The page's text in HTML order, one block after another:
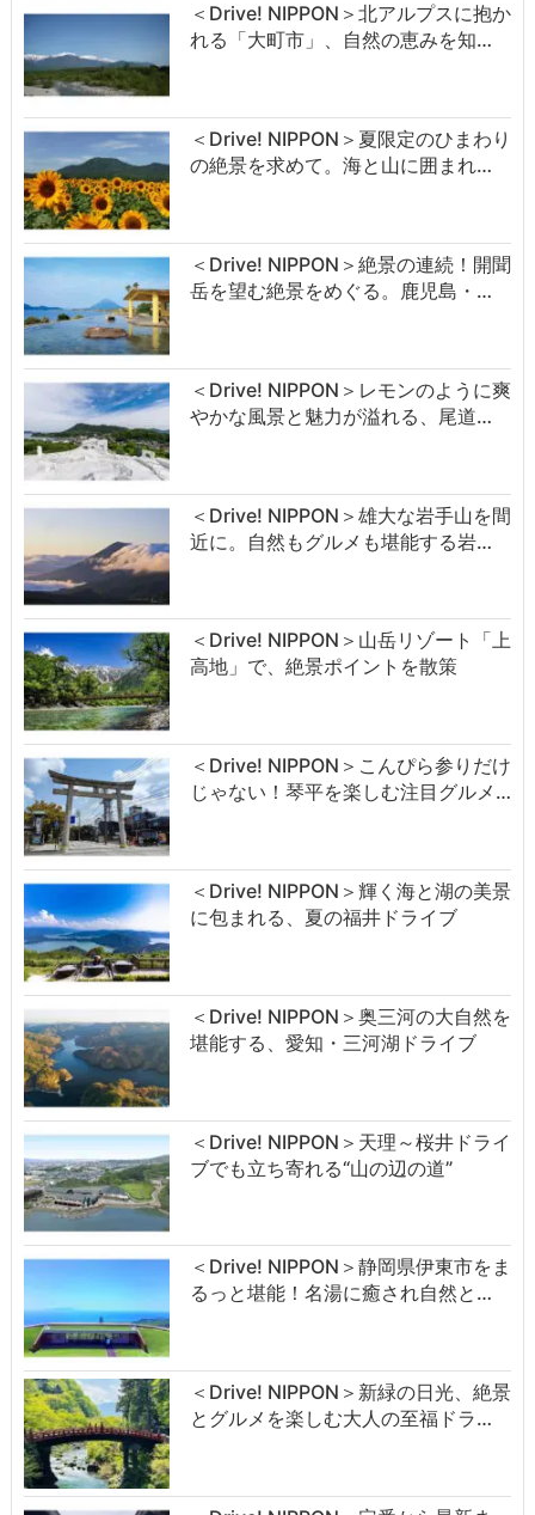
＜Drive! NIPPON＞北アルプスに抱か
れる「大町市」、自然の恵みを知…
＜Drive! NIPPON＞夏限定のひまわり
の絶景を求めて。海と山に囲まれ…
＜Drive! NIPPON＞絶景の連続！開聞
岳を望む絶景をめぐる。鹿児島・…
＜Drive! NIPPON＞レモンのように爽
やかな風景と魅力が溢れる、尾道…
＜Drive! NIPPON＞雄大な岩手山を間
近に。自然もグルメも堪能する岩…
＜Drive! NIPPON＞山岳リゾート「上
高地」で、絶景ポイントを散策
＜Drive! NIPPON＞こんぴら参りだけ
じゃない！琴平を楽しむ注目グルメ…
＜Drive! NIPPON＞輝く海と湖の美景
に包まれる、夏の福井ドライブ
＜Drive! NIPPON＞奥三河の大自然を
堪能する、愛知・三河湖ドライブ
＜Drive! NIPPON＞天理～桜井ドライ
ブでも立ち寄れる“山の辺の道”
＜Drive! NIPPON＞静岡県伊東市をま
るっと堪能！名湯に癒され自然と…
＜Drive! NIPPON＞新緑の日光、絶景
とグルメを楽しむ大人の至福ドラ…